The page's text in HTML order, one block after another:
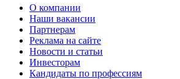
О компании
Наши вакансии
Партнерам
Реклама на сайте
Новости и статьи
Инвесторам
Кандидаты по профессиям